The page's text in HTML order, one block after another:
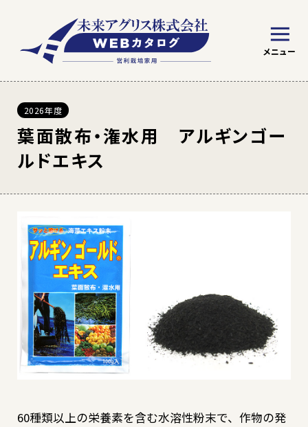
草花苗
草花種子
野菜
観葉植物
2026年度
葉面散布・潅水用 アルギンゴー
ルドエキス
60種類以上の栄養素を含む水溶性粉末で、作物の発